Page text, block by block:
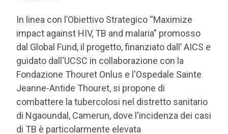
dal Global Fund, il progetto, finanziato dall’ AICS e
guidato dall'UCSC in collaborazione con la
Fondazione Thouret Onlus e l'Ospedale Sainte
Jeanne-Antide Thouret, si propone di
combattere la tubercolosi nel distretto sanitario
di Ngaoundal, Camerun, dove l'incidenza dei casi
di TB è particolarmente elevata
LEGGI L'ARTICOLO SU SECONDO TEMPO